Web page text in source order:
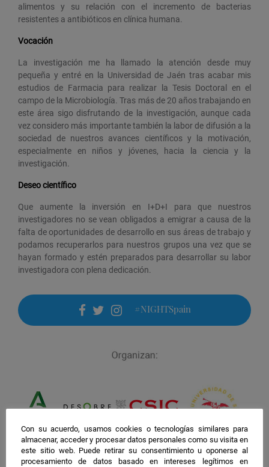
alimentos y su relación con el incremento de bacterias
resistentes a antibióticos en clínica humana.
Vocación
La investigación me ha llamado la atención desde muy
pequeña y entré en la Universidad de Jaén tras acabar mis
estudios de Farmacia para realizar la Tesis Doctoral en el
campo de la Microbiología. Tras más de 20 años trabajando en
este área sigo disfrutando de la investigación, aunque cada
vez considero más importante también la labor de difusión a la
sociedad de nuestros avances científicos y la motivación,
especialmente en niños y jóvenes, hacia la ciencia y la
investigación.
Deseo científico
Que aumente la inversión en I+D+I para que nuestros
investigadores no se vean obligados a emigrar a causa de la
falta de oportunidades de desarrollo en sus áreas de trabajo y
podamos recuperarlos para nuestros grupos una vez que se
hayan formado y estén preparados para desarrollar su labor
investigadora con plena dedicación.
facebook
twitter
instagram
#NIGHTSpain
Con su acuerdo, usamos cookies o tecnologías similares para
almacenar, acceder y procesar datos personales como su visita en
este sitio web. Puede retirar su consentimiento u oponerse al
procesamiento de datos basado en intereses legítimos en